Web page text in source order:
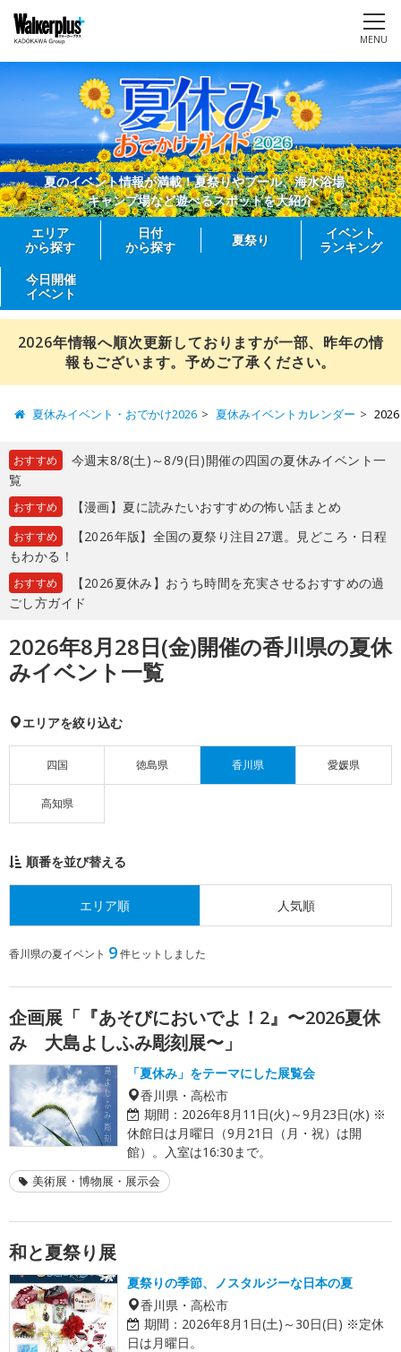
MENU
夏のイベント情報が満載！夏祭りやプール、海水浴場、
キャンプ場など遊べるスポットを大紹介
エリア
から探す
日付
から探す
夏祭り
イベント
ランキング
今日開催
イベント
2026年情報へ順次更新しておりますが一部、昨年の情
報もございます。予めご了承ください。
夏休みイベント・おでかけ2026 夏休みイベントカレンダー
おすすめ
今週末8/8(土)～8/9(日)開催の四国の夏休みイベント一
覧
おすすめ 【漫画】夏に読みたいおすすめの怖い話まとめ
おすすめ
【2026年版】全国の夏祭り注目27選。見どころ・日程
もわかる！
おすすめ
【2026夏休み】おうち時間を充実させるおすすめの過
ごし方ガイド
2026年8月28日(金)開催の香川県の夏休
みイベント一覧
エリアを絞り込む
四国 徳島県 香川県 愛媛県
高知県
順番を並び替える
エリア順 人気順
香川県の夏イベント 9件ヒットしました
企画展「『あそびにおいでよ！2』〜2026夏休
み 大島よしふみ彫刻展〜」
「夏休み」をテーマにした展覧会
香川県・高松市
期間： 2026年8月11日(火)～9月23日(水) ※
休館日は月曜日（9月21日（月・祝）は開
館）。入室は16:30まで。
美術展・博物展・展示会
和と夏祭り展
夏祭りの季節、ノスタルジーな日本の夏
香川県・高松市
期間： 2026年8月1日(土)～30日(日) ※定休
日は月曜日。